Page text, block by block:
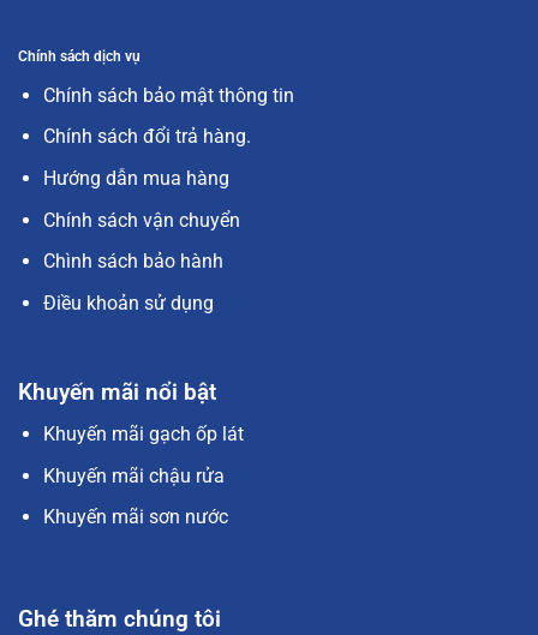
Chính sách dịch vụ
Chính sách bảo mật thông tin
Chính sách đổi trả hàng.
Hướng dẫn mua hàng
Chính sách vận chuyển
Chình sách bảo hành
Điều khoản sử dụng
Khuyến mãi nổi bật
Khuyến mãi gạch ốp lát
Khuyến mãi chậu rửa
Khuyến mãi sơn nước
Ghé thăm chúng tôi